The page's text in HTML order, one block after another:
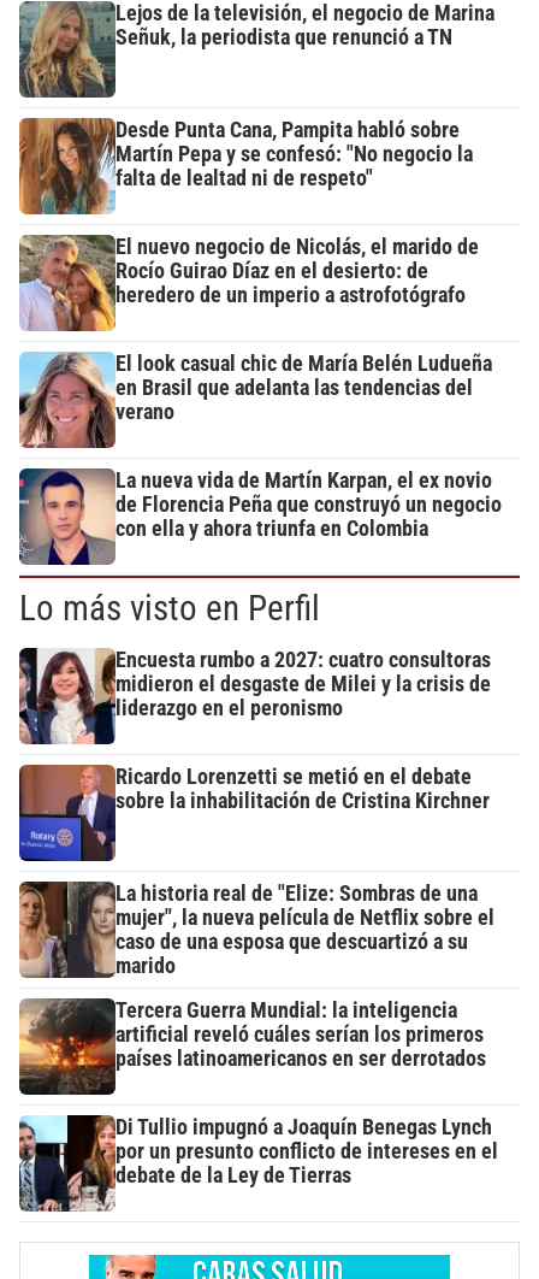
Lejos de la televisión, el negocio de Marina
Señuk, la periodista que renunció a TN
Desde Punta Cana, Pampita habló sobre
Martín Pepa y se confesó: "No negocio la
falta de lealtad ni de respeto"
El nuevo negocio de Nicolás, el marido de
Rocío Guirao Díaz en el desierto: de
heredero de un imperio a astrofotógrafo
El look casual chic de María Belén Ludueña
en Brasil que adelanta las tendencias del
verano
La nueva vida de Martín Karpan, el ex novio
de Florencia Peña que construyó un negocio
con ella y ahora triunfa en Colombia
Lo más visto en Perfil
Encuesta rumbo a 2027: cuatro consultoras
midieron el desgaste de Milei y la crisis de
liderazgo en el peronismo
Ricardo Lorenzetti se metió en el debate
sobre la inhabilitación de Cristina Kirchner
La historia real de "Elize: Sombras de una
mujer", la nueva película de Netflix sobre el
caso de una esposa que descuartizó a su
marido
Tercera Guerra Mundial: la inteligencia
artificial reveló cuáles serían los primeros
países latinoamericanos en ser derrotados
Di Tullio impugnó a Joaquín Benegas Lynch
por un presunto conflicto de intereses en el
debate de la Ley de Tierras